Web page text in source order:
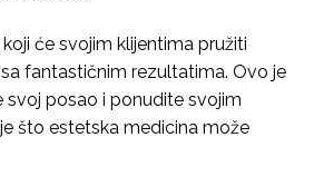
će svojim klijentima pružiti
fantastičnim rezultatima. Ovo je
svoj posao i ponudite svojim
što estetska medicina može